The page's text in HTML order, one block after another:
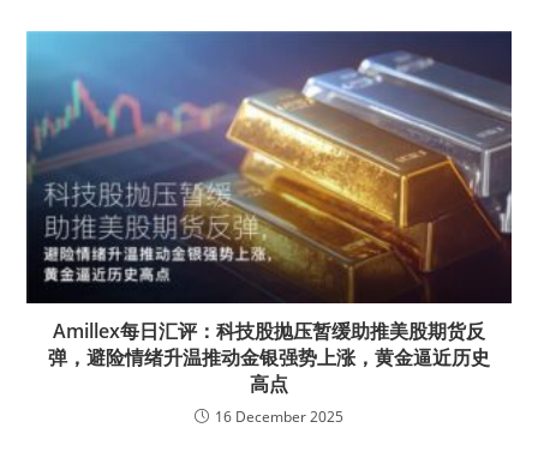
Amillex每日汇评：科技股抛压暂缓助推美股期货反
弹，避险情绪升温推动金银强势上涨，黄金逼近历史
高点
16 December 2025